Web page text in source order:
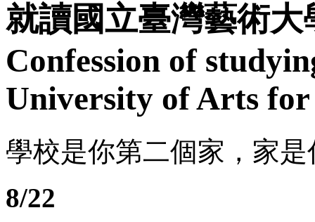
就讀國立臺灣藝術
Confession of
University of Arts for
學校是你第二個家，家
8/22